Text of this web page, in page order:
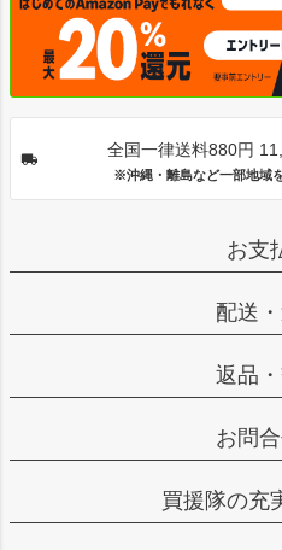
全国一律送料880円
※沖縄・離島など一部地
お支
配送
返品
お問
買援隊の充